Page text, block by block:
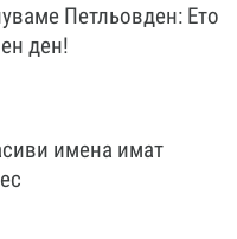
Петльовден: Ето
ден!
имена имат